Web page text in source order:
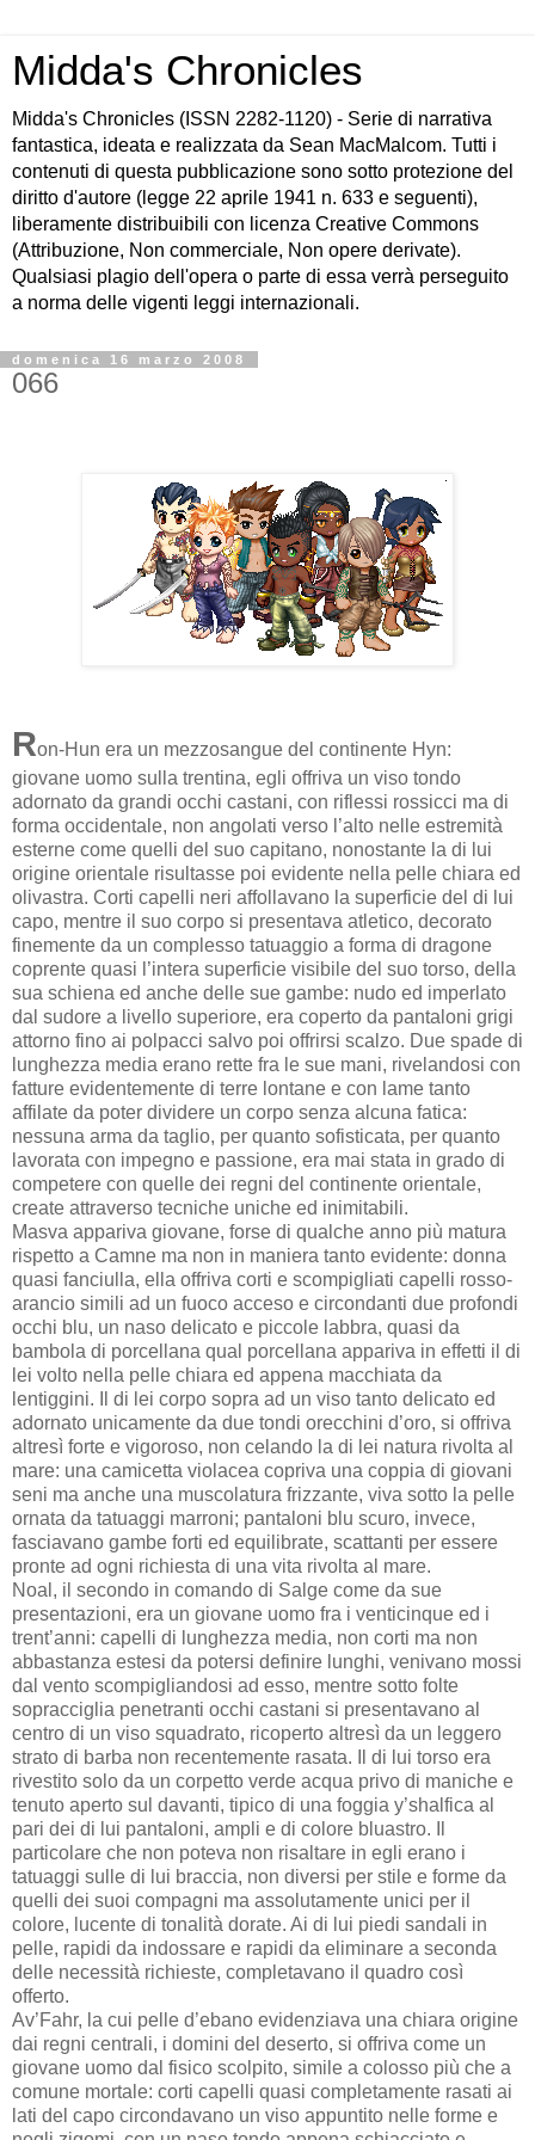
Midda's Chronicles
Midda's Chronicles (ISSN 2282-1120) - Serie di narrativa
fantastica, ideata e realizzata da Sean MacMalcom. Tutti i
contenuti di questa pubblicazione sono sotto protezione del
diritto d'autore (legge 22 aprile 1941 n. 633 e seguenti),
liberamente distribuibili con licenza Creative Commons
(Attribuzione, Non commerciale, Non opere derivate).
Qualsiasi plagio dell'opera o parte di essa verrà perseguito
a norma delle vigenti leggi internazionali.
domenica 16 marzo 2008
066
Ron-Hun era un mezzosangue del continente Hyn:
giovane uomo sulla trentina, egli offriva un viso tondo
adornato da grandi occhi castani, con riflessi rossicci ma di
forma occidentale, non angolati verso l’alto nelle estremità
esterne come quelli del suo capitano, nonostante la di lui
origine orientale risultasse poi evidente nella pelle chiara ed
olivastra. Corti capelli neri affollavano la superficie del di lui
capo, mentre il suo corpo si presentava atletico, decorato
finemente da un complesso tatuaggio a forma di dragone
coprente quasi l’intera superficie visibile del suo torso, della
sua schiena ed anche delle sue gambe: nudo ed imperlato
dal sudore a livello superiore, era coperto da pantaloni grigi
attorno fino ai polpacci salvo poi offrirsi scalzo. Due spade di
lunghezza media erano rette fra le sue mani, rivelandosi con
fatture evidentemente di terre lontane e con lame tanto
affilate da poter dividere un corpo senza alcuna fatica:
nessuna arma da taglio, per quanto sofisticata, per quanto
lavorata con impegno e passione, era mai stata in grado di
competere con quelle dei regni del continente orientale,
create attraverso tecniche uniche ed inimitabili.
Masva appariva giovane, forse di qualche anno più matura
rispetto a Camne ma non in maniera tanto evidente: donna
quasi fanciulla, ella offriva corti e scompigliati capelli rosso-
arancio simili ad un fuoco acceso e circondanti due profondi
occhi blu, un naso delicato e piccole labbra, quasi da
bambola di porcellana qual porcellana appariva in effetti il di
lei volto nella pelle chiara ed appena macchiata da
lentiggini. Il di lei corpo sopra ad un viso tanto delicato ed
adornato unicamente da due tondi orecchini d’oro, si offriva
altresì forte e vigoroso, non celando la di lei natura rivolta al
mare: una camicetta violacea copriva una coppia di giovani
seni ma anche una muscolatura frizzante, viva sotto la pelle
ornata da tatuaggi marroni; pantaloni blu scuro, invece,
fasciavano gambe forti ed equilibrate, scattanti per essere
pronte ad ogni richiesta di una vita rivolta al mare.
Noal, il secondo in comando di Salge come da sue
presentazioni, era un giovane uomo fra i venticinque ed i
trent’anni: capelli di lunghezza media, non corti ma non
abbastanza estesi da potersi definire lunghi, venivano mossi
dal vento scompigliandosi ad esso, mentre sotto folte
sopracciglia penetranti occhi castani si presentavano al
centro di un viso squadrato, ricoperto altresì da un leggero
strato di barba non recentemente rasata. Il di lui torso era
rivestito solo da un corpetto verde acqua privo di maniche e
tenuto aperto sul davanti, tipico di una foggia y’shalfica al
pari dei di lui pantaloni, ampli e di colore bluastro. Il
particolare che non poteva non risaltare in egli erano i
tatuaggi sulle di lui braccia, non diversi per stile e forme da
quelli dei suoi compagni ma assolutamente unici per il
colore, lucente di tonalità dorate. Ai di lui piedi sandali in
pelle, rapidi da indossare e rapidi da eliminare a seconda
delle necessità richieste, completavano il quadro così
offerto.
Av’Fahr, la cui pelle d’ebano evidenziava una chiara origine
dai regni centrali, i domini del deserto, si offriva come un
giovane uomo dal fisico scolpito, simile a colosso più che a
comune mortale: corti capelli quasi completamente rasati ai
lati del capo circondavano un viso appuntito nelle forme e